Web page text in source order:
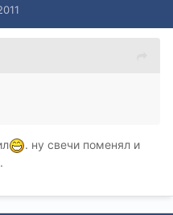
. ну свечи поменял и